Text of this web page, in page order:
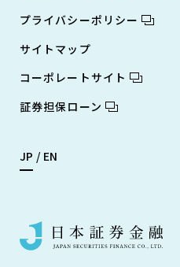
プライバシーポリシー
サイトマップ
コーポレートサイト
証券担保ローン
JP EN